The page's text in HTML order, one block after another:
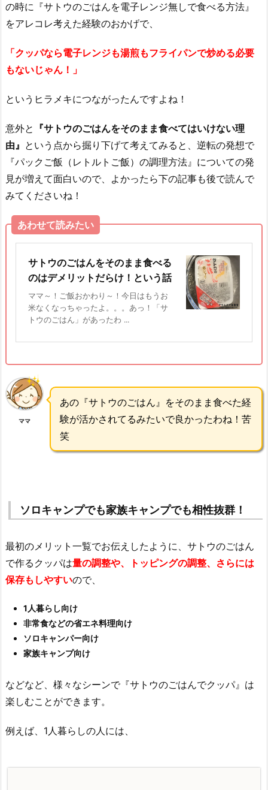
の時に『サトウのごはんを電子レンジ無しで食べる方法』
をアレコレ考えた経験のおかげで、
「クッパなら電子レンジも湯煎もフライパンで炒める必要
もないじゃん！」
というヒラメキにつながったんですよね！
意外と 『サトウのごはんをそのまま食べてはいけない理
由』 という点から掘り下げて考えてみると、逆転の発想で
『パックご飯（レトルトご飯）の調理方法』についての発
見が増えて面白いので、よかったら下の記事も後で読んで
みてくださいね！
あわせて読みたい
サトウのごはんをそのまま食べる
のはデメリットだらけ！という話
ママ～！ご飯おかわり～！今日はもうお
米なくなっちゃったよ。。。あっ！「サ
トウのごはん」があったわ ...
ママ
あの『サトウのごはん』をそのまま食べた経
験が活かされてるみたいで良かったわね！苦
笑
ソロキャンプでも家族キャンプでも相性抜群！
最初のメリット一覧でお伝えしたように、サトウのごはん
で作るクッパは量の調整や、トッピングの調整、さらには
保存もしやすいので、
1人暮らし向け
非常食などの省エネ料理向け
ソロキャンパー向け
家族キャンプ向け
などなど、様々なシーンで『サトウのごはんでクッパ』は
楽しむことができます。
例えば、1人暮らしの人には、